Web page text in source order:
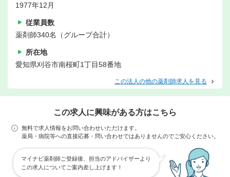
1977年12月
従業員数
薬剤師340名（グループ合計）
所在地
愛知県刈谷市南桜町1丁目58番地
この法人の他の薬剤師求人を見る
この求人に興味がある方はこちら
無料で求人情報をお問い合わせいただけます。
薬局・病院等への直接応募・問い合わせではありませんのでご安心ください。
マイナビ薬剤師ご登録後、担当のアドバイザーより
この求人についてご案内差し上げます！